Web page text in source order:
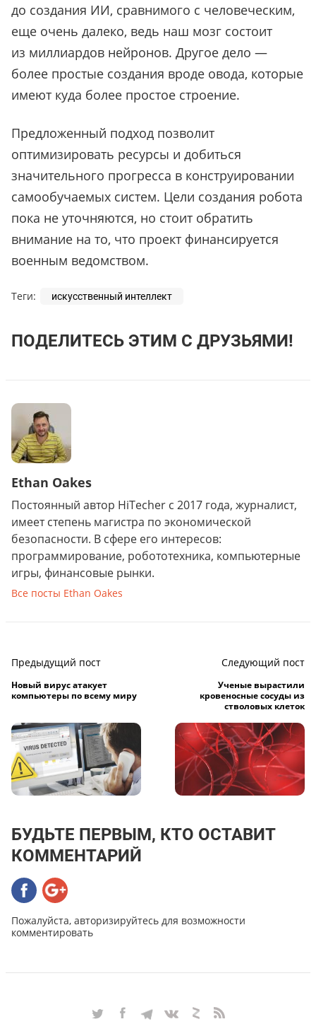
до создания ИИ, сравнимого с человеческим,
еще очень далеко, ведь наш мозг состоит
из миллиардов нейронов. Другое дело —
более простые создания вроде овода, которые
имеют куда более простое строение.
Предложенный подход позволит
оптимизировать ресурсы и добиться
значительного прогресса в конструировании
самообучаемых систем. Цели создания робота
пока не уточняются, но стоит обратить
внимание на то, что проект финансируется
военным ведомством.
Теги: искусственный интеллект
ПОДЕЛИТЕСЬ ЭТИМ С ДРУЗЬЯМИ!
Ethan Oakes
Постоянный автор HiTecher с 2017 года, журналист,
имеет степень магистра по экономической
безопасности. В сфере его интересов:
программирование, робототехника, компьютерные
игры, финансовые рынки.
Все посты Ethan Oakes
Предыдущий пост
Новый вирус атакует
компьютеры по всему миру
Следующий пост
Ученые вырастили
кровеносные сосуды из
стволовых клеток
БУДЬТЕ ПЕРВЫМ, КТО ОСТАВИТ
КОММЕНТАРИЙ
Пожалуйста, авторизируйтесь для возможности
комментировать